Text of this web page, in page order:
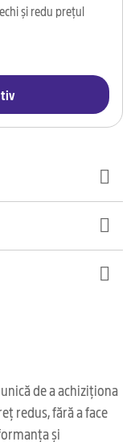
și redu prețul
de a achiziționa
redus, fără a face
și